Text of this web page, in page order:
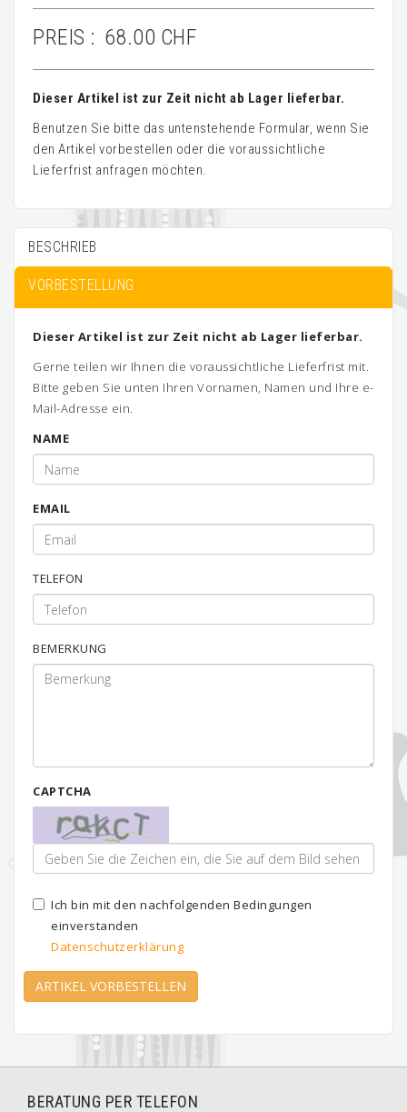
PREIS : 68.00 CHF
Dieser Artikel ist zur Zeit nicht ab Lager lieferbar.
Benutzen Sie bitte das untenstehende Formular, wenn Sie
den Artikel vorbestellen oder die voraussichtliche
Lieferfrist anfragen möchten.
BESCHRIEB
VORBESTELLUNG
Dieser Artikel ist zur Zeit nicht ab Lager lieferbar.
Gerne teilen wir Ihnen die voraussichtliche Lieferfrist mit.
Bitte geben Sie unten Ihren Vornamen, Namen und Ihre e-
Mail-Adresse ein.
NAME
EMAIL
TELEFON
BEMERKUNG
CAPTCHA
Ich bin mit den nachfolgenden Bedingungen
einverstanden
Datenschutzerklärung
ARTIKEL VORBESTELLEN
BERATUNG PER TELEFON